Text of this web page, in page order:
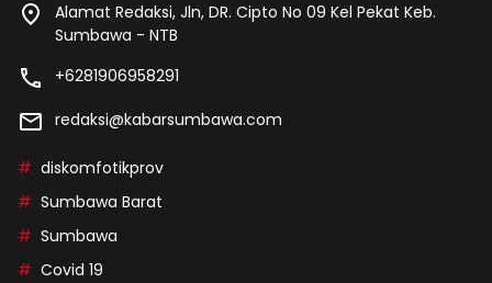
Alamat Redaksi, Jln, DR. Cipto No 09 Kel Pekat Keb.
Sumbawa - NTB
+6281906958291
redaksi@kabarsumbawa.com
diskomfotikprov
Sumbawa Barat
Sumbawa
Covid 19